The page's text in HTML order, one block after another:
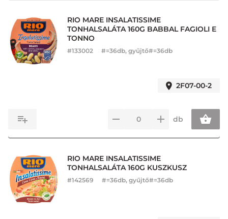
RIO MARE INSALATISSIME
TONHALSALÁTA 160G BABBAL FAGIOLI E
TONNO
#133002 #=36db, gyűjtő#=36db
2F07-00-2
db
RIO MARE INSALATISSIME
TONHALSALÁTA 160G KUSZKUSZ
#142569 #=36db, gyűjtő#=36db